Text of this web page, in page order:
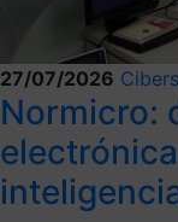
27/07/2026
Normicro: